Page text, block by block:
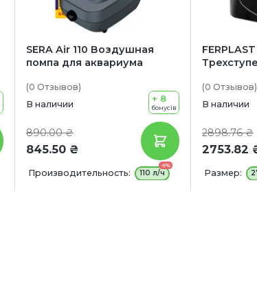
SERA Air 110 Воздушная
помпа для аквариума
(0 Отзывов)
В наличии
890.00 ₴
845.50 ₴
+ 8
бонусів
Производительность:
-5%
110 л/ч
(0 Отзывов)
В наличии
2898.76 ₴
2753.82
Размер: